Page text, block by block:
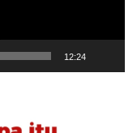
12:24